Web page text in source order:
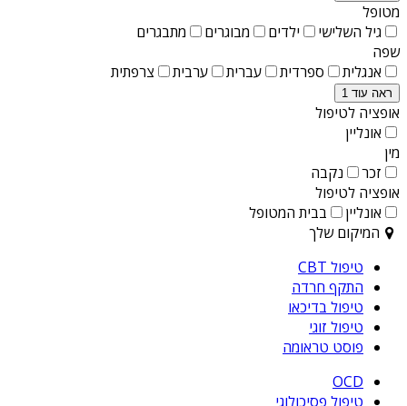
מטופל
גיל השלישי
ילדים מבוגרים
מתבגרים
שפה
אנגלית
ספרדית עברית ערבית צרפתית
ראה עוד 1
אופציה לטיפול
אונליין
מין
זכר
נקבה
אופציה לטיפול
אונליין
בבית המטופל
המיקום שלך
טיפול CBT
התקף חרדה
טיפול בדיכאו
טיפול זוגי
פוסט טראומה
OCD
טיפול פסיכולוגי